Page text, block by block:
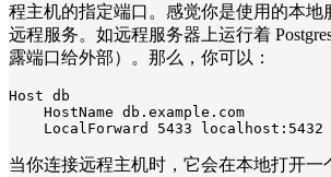
程主机的指定端口。感觉你是使用的本地
远程服务。如远程服务器上运行着
露端口给外部）。那么，你可以：
Host db
    LocalForward 5433 localhost:5432
当你连接远程主机时，它会在本地打开一